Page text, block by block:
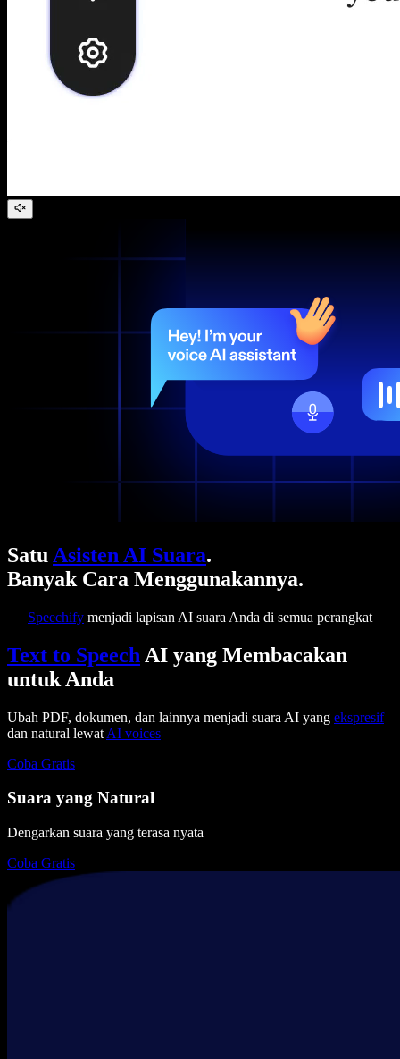
Satu Asisten AI Suara.
Banyak Cara Menggunakannya.
Speechify menjadi lapisan AI suara Anda di semua perangkat
Text to Speech AI yang Membacakan
untuk Anda
Ubah PDF, dokumen, dan lainnya menjadi suara AI yang ekspresif
dan natural lewat AI voices
Coba Gratis
Suara yang Natural
Dengarkan suara yang terasa nyata
Coba Gratis